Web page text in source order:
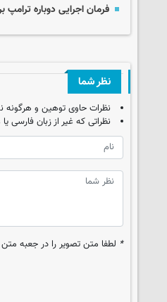
فرمان اجرایی دوباره
نظر شما
نظرات حاوی توهین و
نظراتی که غیر از زبان فارسی
* لطفا متن تصویر را در جعبه متن